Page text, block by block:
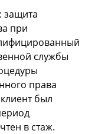
защита
при
службы
права
был
в стаж.